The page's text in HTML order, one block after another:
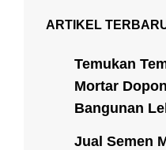
ARTIKEL
Temukan
Mortar
Bangunan
Jual Semen